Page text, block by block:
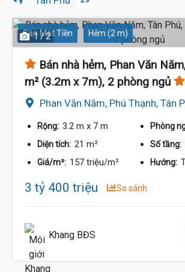
Gần Mặt Tiền Hẻm (2 m)
1 / 2
Bán nhà hẻm, Phan Văn
m² (3.2m x 7m), 2 phòng ngủ
Phan Văn Năm, Phú Thạnh, Tân
Rộng: 3.2 m x 7 m Phòng
Diện tích: 21 m² Số tầng:
Giá/m²: 157 triệu/m² Hướng:
3 tỷ 400 triệu So sánh
Khang BĐS